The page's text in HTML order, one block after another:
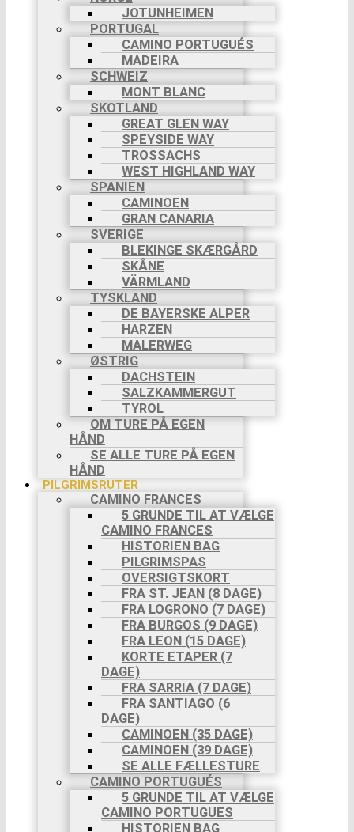
JOTUNHEIMEN
PORTUGAL
CAMINO PORTUGUÉS
MADEIRA
SCHWEIZ
MONT BLANC
SKOTLAND
GREAT GLEN WAY
SPEYSIDE WAY
TROSSACHS
WEST HIGHLAND WAY
SPANIEN
CAMINOEN
GRAN CANARIA
SVERIGE
BLEKINGE SKÆRGÅRD
SKÅNE
VÄRMLAND
TYSKLAND
DE BAYERSKE ALPER
HARZEN
MALERWEG
ØSTRIG
DACHSTEIN
SALZKAMMERGUT
TYROL
OM TURE PÅ EGEN
HÅND
SE ALLE TURE PÅ EGEN
HÅND
PILGRIMSRUTER
CAMINO FRANCES
5 GRUNDE TIL AT VÆLGE
CAMINO FRANCES
HISTORIEN BAG
PILGRIMSPAS
OVERSIGTSKORT
FRA ST. JEAN (8 DAGE)
FRA LOGRONO (7 DAGE)
FRA BURGOS (9 DAGE)
FRA LEON (15 DAGE)
KORTE ETAPER (7
DAGE)
FRA SARRIA (7 DAGE)
FRA SANTIAGO (6
DAGE)
CAMINOEN (35 DAGE)
CAMINOEN (39 DAGE)
SE ALLE FÆLLESTURE
CAMINO PORTUGUÉS
5 GRUNDE TIL AT VÆLGE
CAMINO PORTUGUES
HISTORIEN BAG